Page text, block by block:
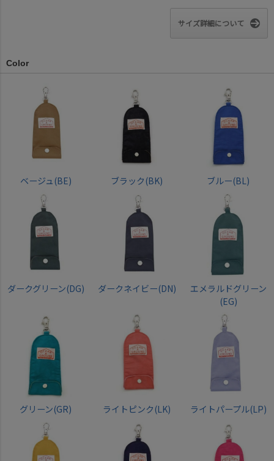
サイズ詳細について
Color
ベージュ(BE) ブラック(BK) ブルー(BL)
ダークグリーン(DG) ダークネイビー(DN)
エメラルドグリーン
(EG)
グリーン(GR) ライトピンク(LK) ライトパープル(LP)